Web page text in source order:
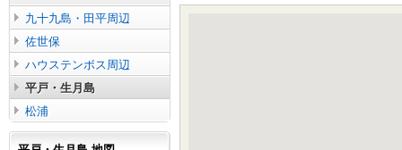
九十九島・田平周辺
佐世保
ハウステンボス周辺
平戸・生月島
松浦